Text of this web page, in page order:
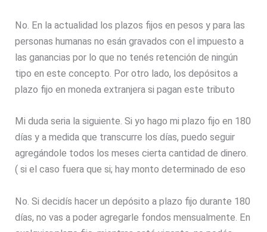
No. En la actualidad los plazos fijos en pesos y para las
personas humanas no esán gravados con el impuesto a
las ganancias por lo que no tenés retención de ningún
tipo en este concepto. Por otro lado, los depósitos a
plazo fijo en moneda extranjera si pagan este tributo
Mi duda seria la siguiente. Si yo hago mi plazo fijo en 180
días y a medida que transcurre los días, puedo seguir
agregándole todos los meses cierta cantidad de dinero.
( si el caso fuera que si; hay monto determinado de eso
No. Si decidís hacer un depósito a plazo fijo durante 180
días, no vas a poder agregarle fondos mensualmente. En